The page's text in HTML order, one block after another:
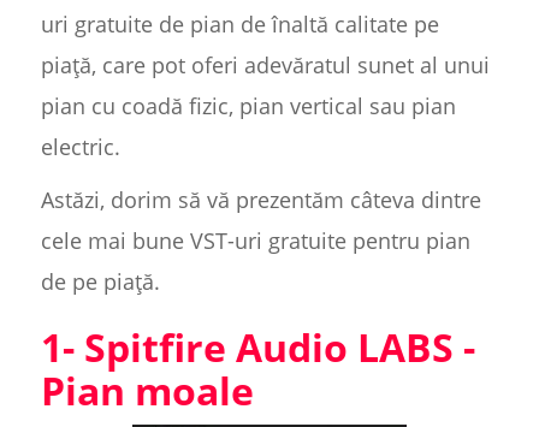
uri gratuite de pian de înaltă calitate pe
piață, care pot oferi adevăratul sunet al unui
pian cu coadă fizic, pian vertical sau pian
electric.
Astăzi, dorim să vă prezentăm câteva dintre
cele mai bune VST-uri gratuite pentru pian
de pe piață.
1- Spitfire Audio LABS -
Pian moale